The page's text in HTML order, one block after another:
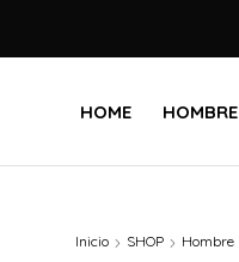
HOME HOMBRE
Inicio SHOP Hombre